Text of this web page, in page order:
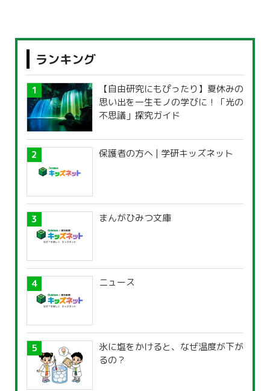
ランキング
【自由研究にもぴったり】夏休みの
思い出を一生モノの学びに！「光の
不思議」探究ガイド
保護者の方へ | 学研キッズネット
まんがひみつ文庫
ニュース
氷に塩をかけると、なぜ温度が下が
るの？